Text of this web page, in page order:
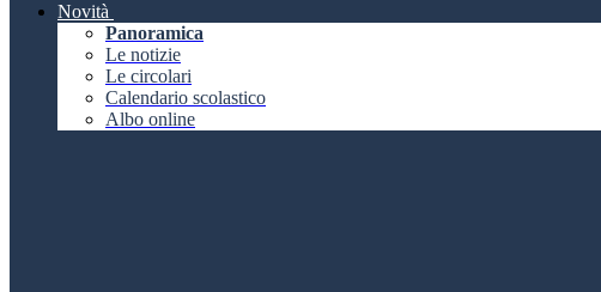
Novità
Panoramica
Le notizie
Le circolari
Calendario scolastico
Albo online